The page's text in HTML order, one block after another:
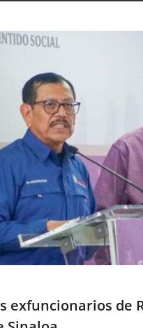
exfuncionarios de